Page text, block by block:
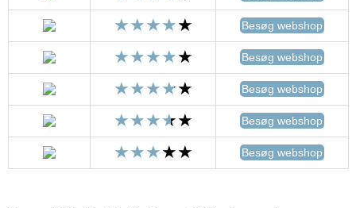
Besøg webshop
Besøg webshop
Besøg webshop
Besøg webshop
Besøg webshop